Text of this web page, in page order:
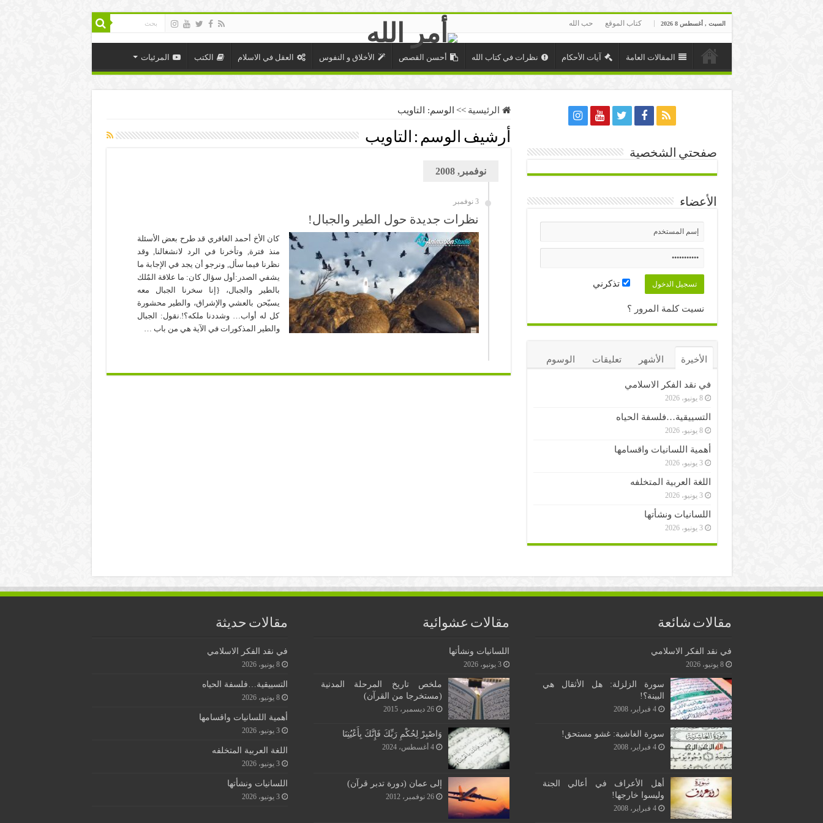
السبت , أغسطس 8 2026 كتاب الموقع حب الله
المقالات العامة آيات الأحكام نظرات في كتاب الله أحسن القصص الأخلاق و النفوس العقل في الاسلام الكتب المرئيات
الرئيسية >> الوسم: التاويب
أرشيف الوسم : التاويب
نوفمبر, 2008
3 نوفمبر
نظرات جديدة حول الطير والجبال!
كان الأخ أحمد الغافري قد طرح بعض الأسئلة
منذ فترة, وتأخرنا في الرد لانشغالنا, وقد
نظرنا فيما سأل, ونرجو أن يجد في الإجابة ما
يشفي الصدر:أول سؤال كان: ما علاقة المٌلك
بالطير والجبال، {إنا سخرنا الجبال معه
يسبّحن بالعشي والإشراق، والطير محشورة
كل له أواب… وشددنا ملكه؟!.نقول: الجبال
والطير المذكورات في الآية هي من باب …
صفحتي الشخصية
الأعضاء
تذكرني
نسيت كلمة المرور ؟
الأخيرة الأشهر تعليقات الوسوم
في نقد الفكر الاسلامي
8 يونيو، 2026
التسييقية…فلسفة الحياه
8 يونيو، 2026
أهمية اللسانيات واقسامها
3 يونيو، 2026
اللغة العربية المتخلفه
3 يونيو، 2026
اللسانيات ونشأتها
3 يونيو، 2026
مقالات شائعة
في نقد الفكر الاسلامي
8 يونيو، 2026
سورة الزلزلة: هل الأثقال هي
البينة؟!
4 فبراير، 2008
سورة الغاشية: غشو مستحق!
4 فبراير، 2008
أهل الأعراف في أعالي الجنة
وليسوا خارجها!
4 فبراير، 2008
مقالات عشوائية
اللسانيات ونشأتها
3 يونيو، 2026
ملخص تاريخ المرحلة المدنية
(مستخرجا من القرآن)
26 ديسمبر، 2015
وَاصْبِرْ لِحُكْمِ رَبِّكَ فَإِنَّكَ بِأَعْيُنِنَا
4 أغسطس، 2024
إلى عمان (دورة تدبر قرآن)
26 نوفمبر، 2012
مقالات حديثة
في نقد الفكر الاسلامي
8 يونيو، 2026
التسييقية…فلسفة الحياه
8 يونيو، 2026
أهمية اللسانيات واقسامها
3 يونيو، 2026
اللغة العربية المتخلفه
3 يونيو، 2026
اللسانيات ونشأتها
3 يونيو، 2026